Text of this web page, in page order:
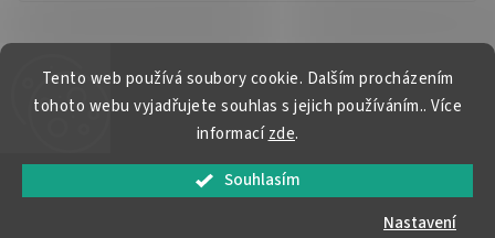
Tento web používá soubory cookie. Dalším procházením
tohoto webu vyjadřujete souhlas s jejich používáním.. Více
informacízde.
Souhlasím
Nastavení